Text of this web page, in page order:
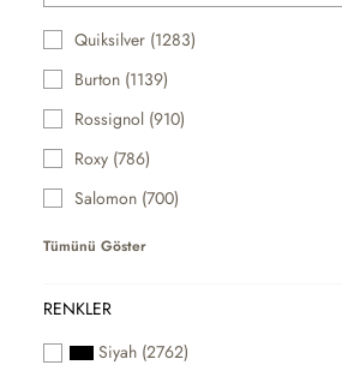
Quiksilver (1283)
Burton (1139)
Rossignol (910)
Roxy (786)
Salomon (700)
Tümünü Göster
RENKLER
Siyah (2762)